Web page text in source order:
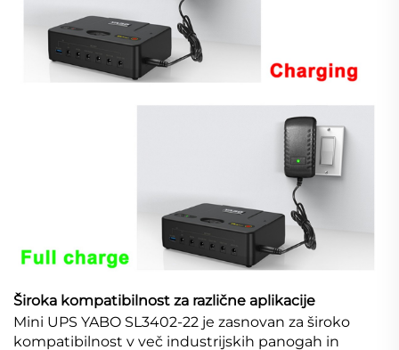
Široka kompatibilnost za različne aplikacije
Mini UPS YABO SL3402-22 je zasnovan za široko
kompatibilnost v več industrijskih panogah in